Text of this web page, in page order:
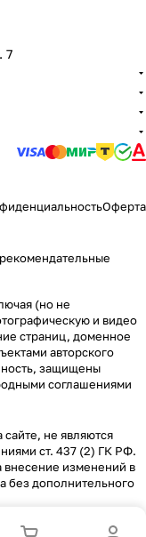
7
Оферта
рекомендательные
(но не
и видео
страниц, доменное
авторского
защищены
соглашениями
не являются
ст. 437 (2) ГК РФ.
внесение изменений в
без дополнительного